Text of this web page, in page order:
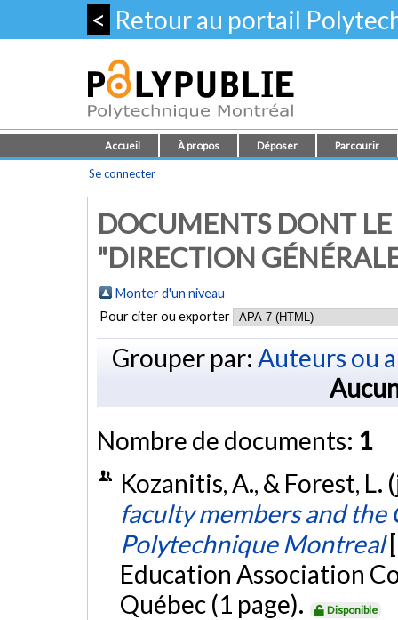
< Retour au portail
Accueil À propos Déposer Parcourir
Se connecter
DOCUMENTS DONT
"DIRECTION
Monter d'un niveau
Pour citer ou exporter
Grouper par: Auteurs ou
Nombre de documents: 1
Kozanitis, A., & Forest,
faculty members and
Polytechnique Montreal
Education Association
Québec (1 page).
Disponible